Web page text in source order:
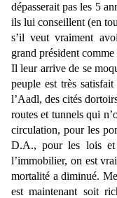
dépasserait pas les 5
ils lui conseillent (en
s’il veut vraiment
grand président
Il leur arrive de se
peuple est très
l’Aadl, des cités
routes et tunnels qui
circulation, pour les
D.A., pour les lois et
l’immobilier, on est
mortalité a diminué.
est maintenant soit